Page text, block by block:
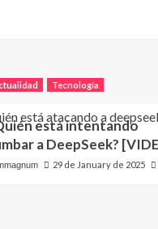
Tecnología
está intentando
a DeepSeek?
29 de January de 2025